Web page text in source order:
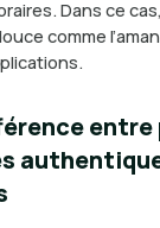
Dans ce
comme